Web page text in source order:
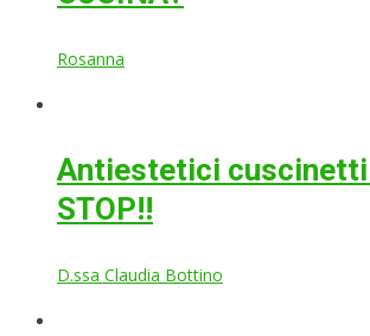
Rosanna
Antiestetici
STOP!!
D.ssa Claudia Bottino